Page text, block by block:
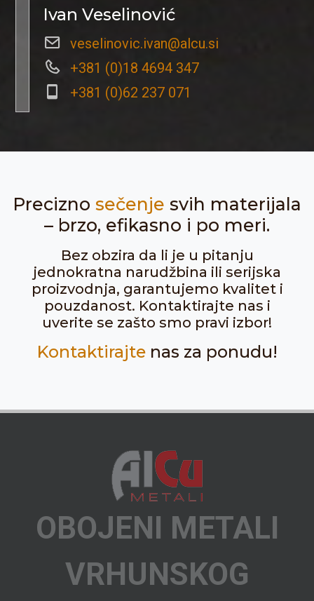
Ivan Veselinović
veselinovic.ivan@alcu.si
+381 (0)18 4694 347
+381 (0)62 237 071
Precizno sečenje svih materijala
– brzo, efikasno i po meri.
Bez obzira da li je u pitanju
jednokratna narudžbina ili serijska
proizvodnja, garantujemo kvalitet i
pouzdanost. Kontaktirajte nas i
uverite se zašto smo pravi izbor!
Kontaktirajtenas za ponudu!
OBOJENI METALI
VRHUNSKOG